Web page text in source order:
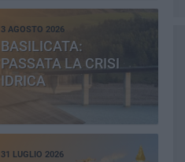
3 AGOSTO 2026
BASILICATA:
PASSATA LA CRISI
IDRICA
31 LUGLIO 2026